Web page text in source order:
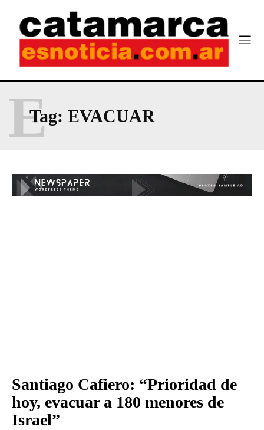
Tag: EVACUAR
E
Santiago Cafiero: “Prioridad de
hoy, evacuar a 180 menores de
Israel”